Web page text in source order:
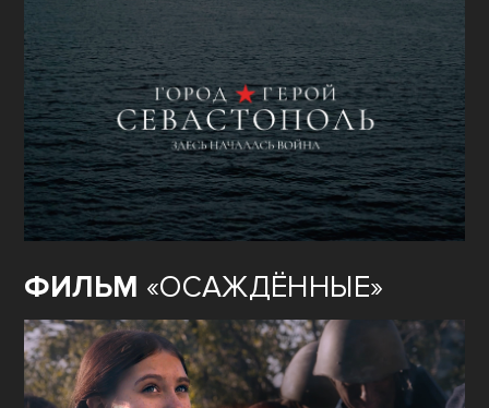
ФИЛЬМ «ОСАЖДЁННЫЕ»